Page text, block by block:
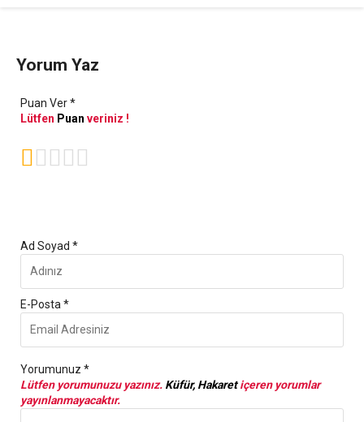
Yorum Yaz
Puan Ver *
Lütfen Puan veriniz !

Ad Soyad *
E-Posta *
Yorumunuz *
Lütfen yorumunuzu yazınız. Küfür, Hakaretiçeren yorumlar
yayınlanmayacaktır.